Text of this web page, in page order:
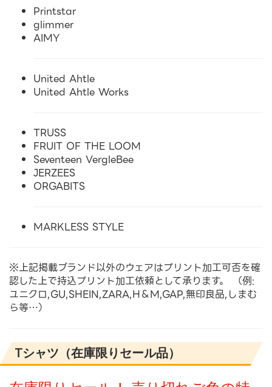
Printstar
glimmer
AIMY
United Ahtle
United Ahtle Works
TRUSS
FRUIT OF THE LOOM
Seventeen VergleBee
JERZEES
ORGABITS
MARKLESS STYLE
※上記掲載ブランド以外のウェアはプリント加工可否を確
認した上で持込プリント加工依頼として承ります。 （例:
ユニクロ,GU,SHEIN,ZARA,H＆M,GAP,無印良品,しまむ
ら等…）
Tシャツ（在庫限りセール品）